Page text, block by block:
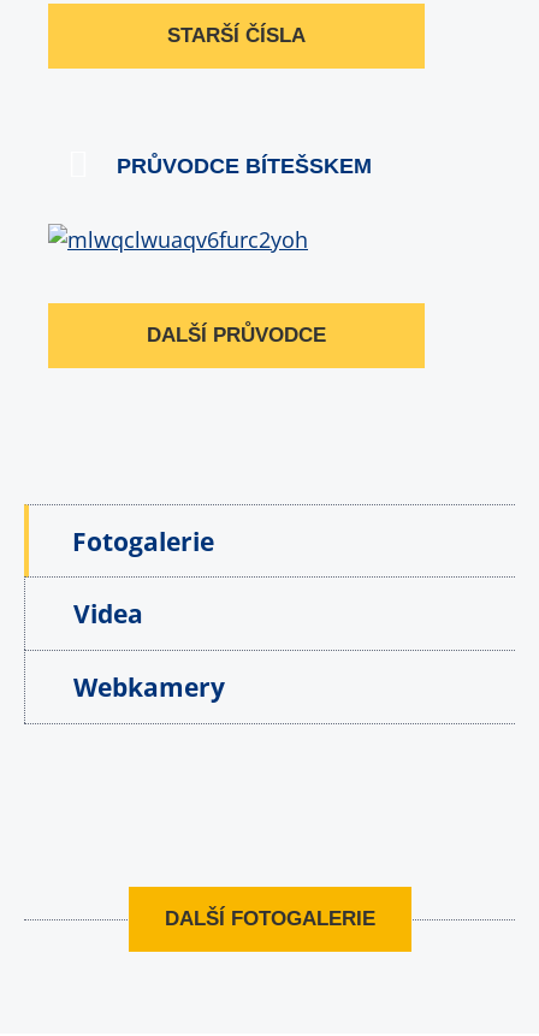
STARŠÍ ČÍSLA
PRŮVODCE BÍTEŠSKEM
DALŠÍ PRŮVODCE
Fotogalerie
Videa
Webkamery
DALŠÍ FOTOGALERIE